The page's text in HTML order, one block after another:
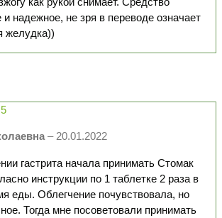
и надежное, не зря в переводе означает
желудка))
– 20.01.2022
гастрита начала принимать Стомак
инструкции по 1 таблетке 2 раза в
еды. Облегчение почувствовала, но
Тогда мне посоветовали принимать